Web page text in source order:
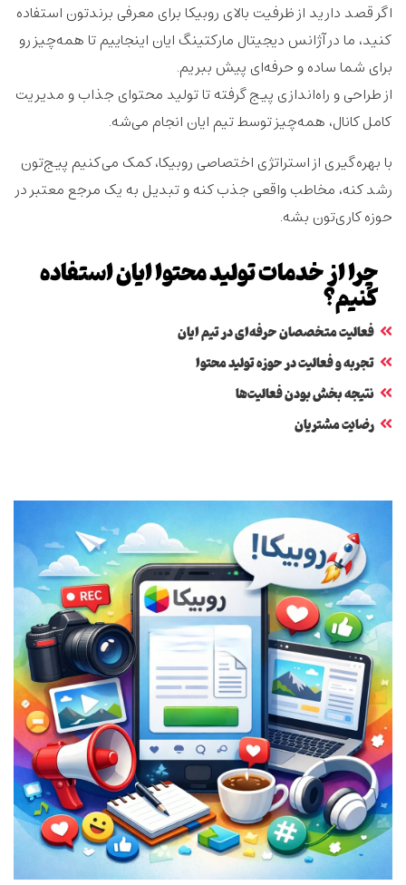
اگر قصد دارید از ظرفیت بالای روبیکا برای معرفی برندتون استفاده
کنید، ما در آژانس دیجیتال مارکتینگ ایان اینجاییم تا همه‌چیز رو
برای شما ساده و حرفه‌ای پیش ببریم.
از طراحی و راه‌اندازی پیج گرفته تا تولید محتوای جذاب و مدیریت
کامل کانال، همه‌چیز توسط تیم ایان انجام می‌شه.
با بهره‌گیری از استراتژی اختصاصی روبیکا، کمک می‌کنیم پیج‌تون
رشد کنه، مخاطب واقعی جذب کنه و تبدیل به یک مرجع معتبر در
حوزه کاری‌تون بشه.
چرا از خدمات تولید محتوا ایان استفاده
کنیم؟
فعالیت متخصصان حرفه‌ای در تیم ایان
تجربه و فعالیت در حوزه تولید محتوا
نتیجه بخش بودن فعالیت‌ها
رضایت مشتریان